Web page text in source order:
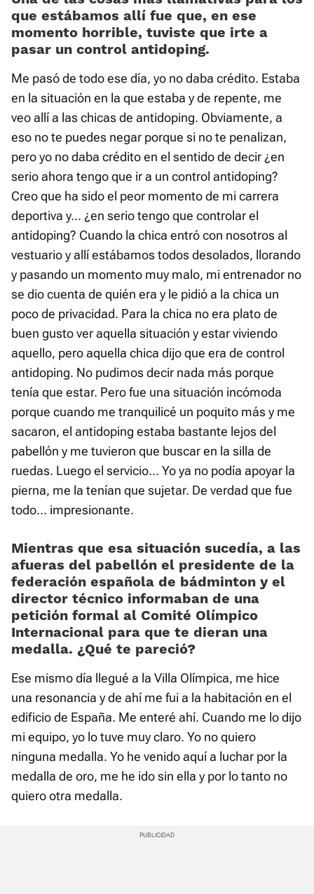
que estábamos allí fue que, en ese
momento horrible, tuviste que irte a
pasar un control antidoping.
Me pasó de todo ese día, yo no daba crédito. Estaba
en la situación en la que estaba y de repente, me
veo allí a las chicas de antidoping. Obviamente, a
eso no te puedes negar porque si no te penalizan,
pero yo no daba crédito en el sentido de decir ¿en
serio ahora tengo que ir a un control antidoping?
Creo que ha sido el peor momento de mi carrera
deportiva y... ¿en serio tengo que controlar el
antidoping? Cuando la chica entró con nosotros al
vestuario y allí estábamos todos desolados, llorando
y pasando un momento muy malo, mi entrenador no
se dio cuenta de quién era y le pidió a la chica un
poco de privacidad. Para la chica no era plato de
buen gusto ver aquella situación y estar viviendo
aquello, pero aquella chica dijo que era de control
antidoping. No pudimos decir nada más porque
tenía que estar. Pero fue una situación incómoda
porque cuando me tranquilicé un poquito más y me
sacaron, el antidoping estaba bastante lejos del
pabellón y me tuvieron que buscar en la silla de
ruedas. Luego el servicio... Yo ya no podía apoyar la
pierna, me la tenían que sujetar. De verdad que fue
todo... impresionante.
Mientras que esa situación sucedía, a las
afueras del pabellón el presidente de la
federación española de bádminton y el
director técnico informaban de una
petición formal al Comité Olímpico
Internacional para que te dieran una
medalla. ¿Qué te pareció?
Ese mismo día llegué a la Villa Olímpica, me hice
una resonancia y de ahí me fui a la habitación en el
edificio de España. Me enteré ahí. Cuando me lo dijo
mi equipo, yo lo tuve muy claro. Yo no quiero
ninguna medalla. Yo he venido aquí a luchar por la
medalla de oro, me he ido sin ella y por lo tanto no
quiero otra medalla.